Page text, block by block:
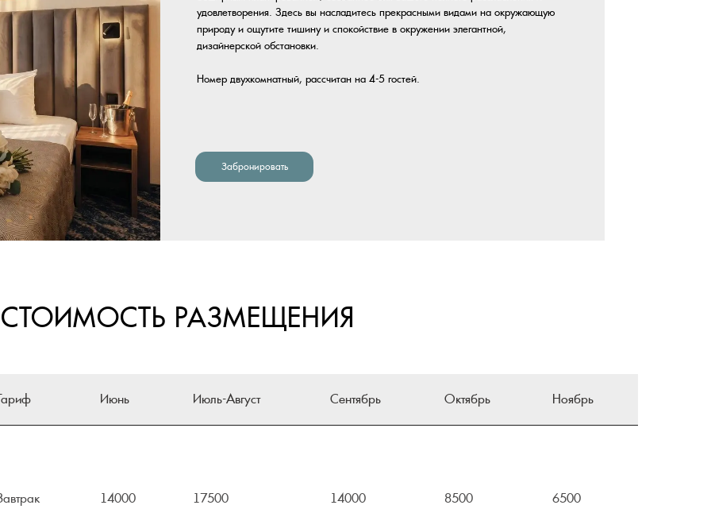
Забронировать
РАЗМЕЩЕНИЯ
Июнь Июль-Август Сентябрь Октябрь Ноябрь
14000 17500 14000 8500 6500